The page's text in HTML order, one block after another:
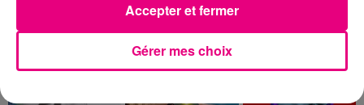
LE TOP
1 2 3
Gérer mes choix
Accepter et fermer